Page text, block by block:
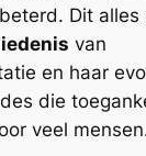
Dit
van
en haar
die
veel